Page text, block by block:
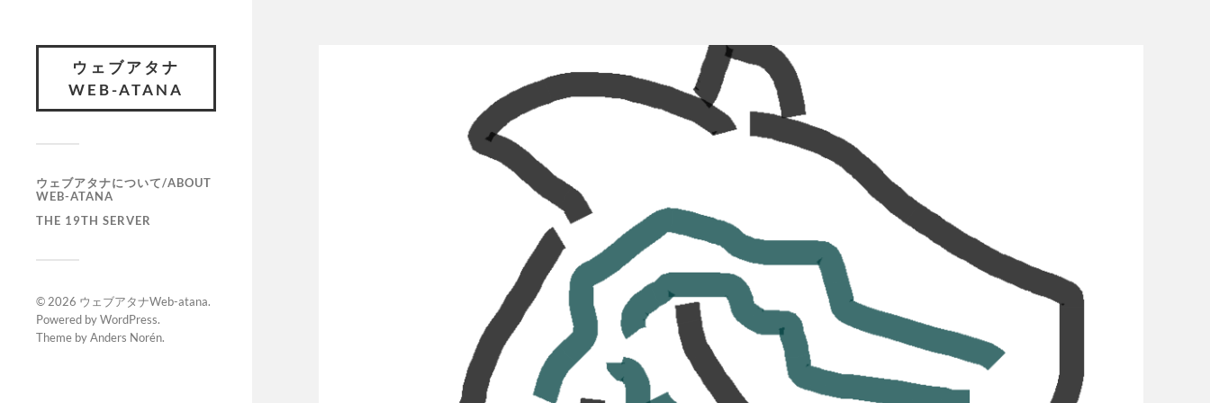
ウェブアタナ
WEB-ATANA
ウェブアタナについて/ABOUT
WEB-ATANA
THE 19TH SERVER
© 2026 ウェブアタナWeb-atana.
Powered byWordPress.
Theme byAnders Norén.